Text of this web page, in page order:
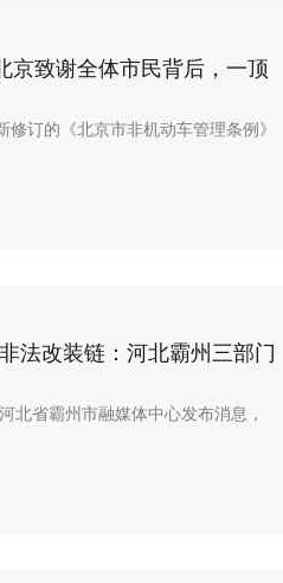
京致谢全体市民背后，一顶
订的《北京市非机动车管理条例》
法改装链：河北霸州三部门
北省霸州市融媒体中心发布消息，